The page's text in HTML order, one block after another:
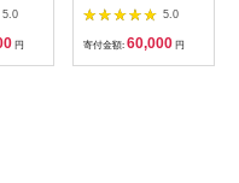
ペア
5.0
円
池】で味わう2名様焼
鳥コースお食事券
064-15
5.0
寄付金額: 60,000 円